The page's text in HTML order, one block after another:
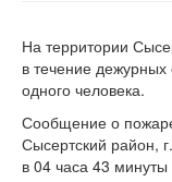
На территории
в течение дежурных
одного человека.
Сообщение о
Сысертский район,
в 04 часа 43 минуты